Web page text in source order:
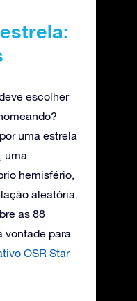
escolher
uma estrela
uma
hemisfério,
aleatória.
as 88
vontade para
OSR Star